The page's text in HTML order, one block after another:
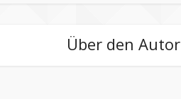
Über den Autor